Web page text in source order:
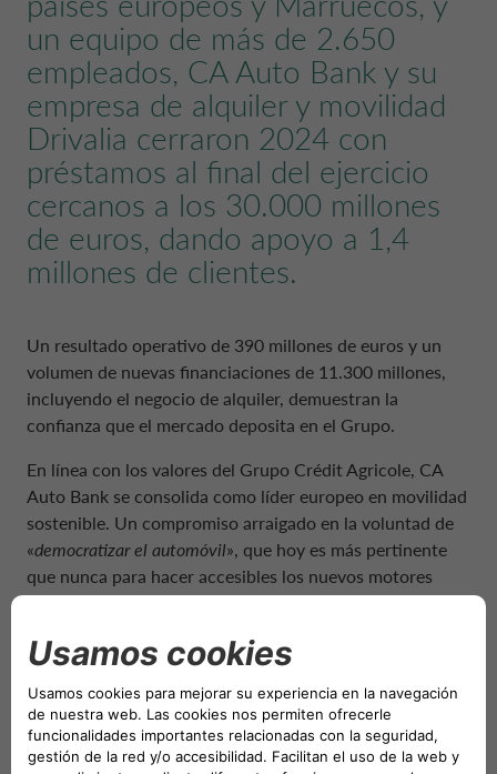
un equipo de más de 2.650
empleados, CA Auto Bank y su
empresa de alquiler y movilidad
Drivalia cerraron 2024 con
préstamos al final del ejercicio
cercanos a los 30.000 millones
de euros, dando apoyo a 1,4
millones de clientes.
Un resultado operativo de 390 millones de euros y un
volumen de nuevas financiaciones de 11.300 millones,
incluyendo el negocio de alquiler, demuestran la
confianza que el mercado deposita en el Grupo.
En línea con los valores del Grupo Crédit Agricole, CA
Auto Bank se consolida como líder europeo en movilidad
sostenible. Un compromiso arraigado en la voluntad de
«democratizar el automóvil», que hoy es más pertinente
que nunca para hacer accesibles los nuevos motores
movilidad de Drivalia, el Grupo está contribuyendo
activamente a la transición energética. En 2024, el 42,5%
de las financiaciones y alquileres concedidos para
vehículos nuevos fueron para BEV o vehículos híbridos
enchufables, superando ampliamente la media del